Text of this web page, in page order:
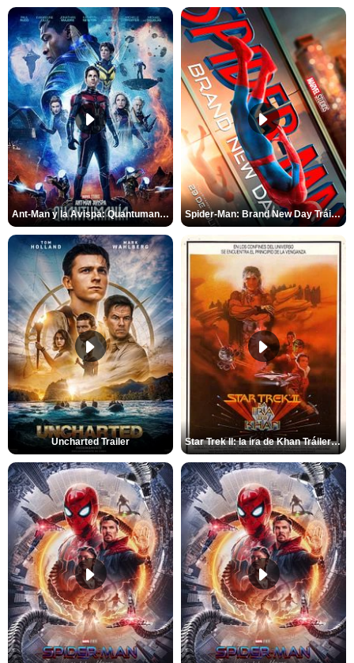
Ant-Man y la Avispa: Quantumanía Tráiler (2) Spider-Man: Brand New Day Tráiler (3)
Uncharted Trailer Star Trek II: la ira de Khan Tráiler VO